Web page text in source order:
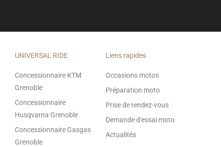
UNIVERSAL RIDE
Concessionnaire KTM
Grenoble
Concessionnaire
Husqvarna Grenoble
Concessionnaire Gasgas
Grenoble
Liens rapides
Occasions motos
Préparation moto
Prise de rendez-vous
Demande d'essai moto
Actualités